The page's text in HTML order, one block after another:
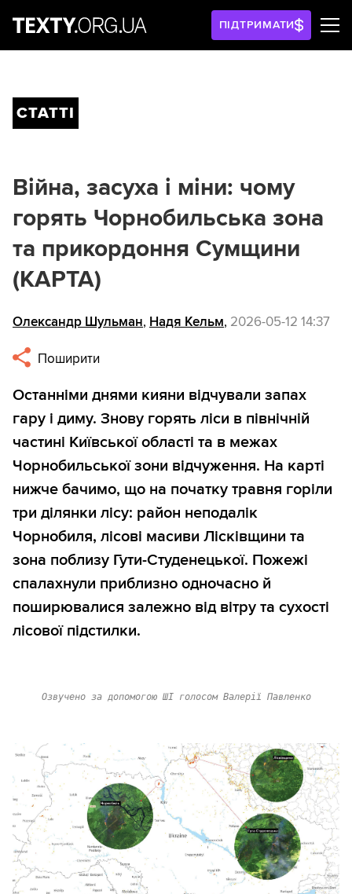
ПІДТРИМАТИ
СТАТТІ
Війна, засуха і міни: чому
горять Чорнобильська зона
та прикордоння Сумщини
(КАРТА)
Олександр Шульман, Надя Кельм, 2026-05-12 14:37
Поширити
Останніми днями кияни відчували запах
гару і диму. Знову горять ліси в північній
частині Київської області та в межах
Чорнобильської зони відчуження. На карті
нижче бачимо, що на початку травня горіли
три ділянки лісу: район неподалік
Чорнобиля, лісові масиви Лісківщини та
зона поблизу Гути-Студенецької. Пожежі
спалахнули приблизно одночасно й
поширювалися залежно від вітру та сухості
лісової підстилки.
Озвучено за допомогою ШІ голосом Валерії Павленко